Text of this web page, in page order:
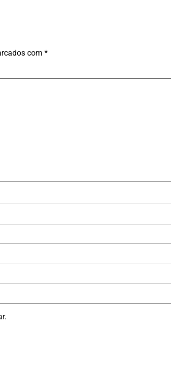
com *